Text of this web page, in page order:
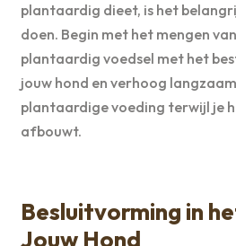
plantaardig dieet, is het
doen. Begin met het mengen
plantaardig voedsel met het
jouw hond en verhoog
plantaardige voeding terwijl je
afbouwt.
Besluitvorming in
Jouw Hond